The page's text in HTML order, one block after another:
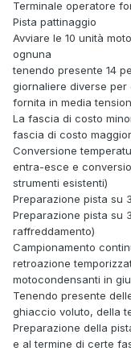
Terminale operatore
Pista pattinaggio
Avviare le 10 unità
ognuna
tenendo presente 14
giornaliere diverse
fornita in media
La fascia di costo
fascia di costo
Conversione
entra-esce e
strumenti esistenti)
Preparazione pista su
Preparazione pista su
raffreddamento)
Campionamento
retroazione
motocondensanti in
Tenendo presente
ghiaccio voluto, della
Preparazione della
e al termine di certe